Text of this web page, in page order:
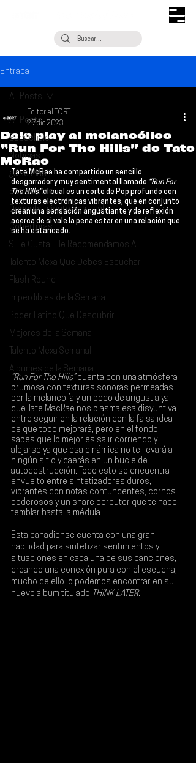
Entrada
All Posts
Escúchalo
Noticias
¿Qué Plan?
Entrevistas
Descubrimiento Semanal
Coberturas
Si Te Gusta... Te Recomendamos A...
Talento Mexa Que Debes Escuchar
Flash Round
Imperdibles de la Semana
Poder Latino Que Descubrir
Mejores de la Semana
Talento Mexa Semanal
Álbumes de la Semana
All Posts
Dale play al melancólico
“Run For The Hills” de Tate
McRae
Editorial TORT
27 dic 2023
Tate McRae ha compartido un sencillo
desgarrador y muy sentimental llamado “Run For
The Hills” el cual es un corte de Pop profundo con
texturas electrónicas vibrantes, que en conjunto
crean una sensación angustiante y de reflexión
acerca de si vale la pena estar en una relación que
se ha estancado.
“Run For The Hills” cuenta con una atmósfera
brumosa con texturas sonoras permeadas
por la melancolía y un poco de angustia ya
que Tate MacRae nos plasma esa disyuntiva
entre seguir en la relación con la falsa idea
de que todo mejorará, pero en el fondo
sabes que lo mejor es salir corriendo y
alejarse ya que esa dinámica no te llevará a
ningún sitio y caerás en un bucle de
autodestrucción. Todo esto se encuentra
envuelto entre sintetizadores duros,
vibrantes con notas contundentes, cornos
poderosos y un snare percutor que te hace
temblar hasta la médula.
Esta canadiense cuenta con una gran
habilidad para sintetizar sentimientos y
situaciones en cada una de sus canciones,
creando una conexión pura con el escucha,
mucho de ello lo podemos encontrar en su
nuevo álbum titulado THINK LATER.